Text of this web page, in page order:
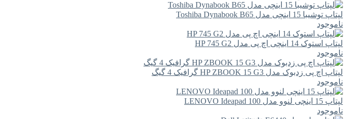
لپتاپ توشیبا 15 اینچی مدل Toshiba Dynabook B65
ناموجود
لپتاپ استوک 14 اینچی اچ پی مدل HP 745 G2
ناموجود
لپتاپ اچ پی زدبوک مدل HP ZBOOK 15 G3 گرافیک 4 گیگ
ناموجود
لپتاپ 15 اینچی لنوو مدل LENOVO Ideapad 100
ناموجود